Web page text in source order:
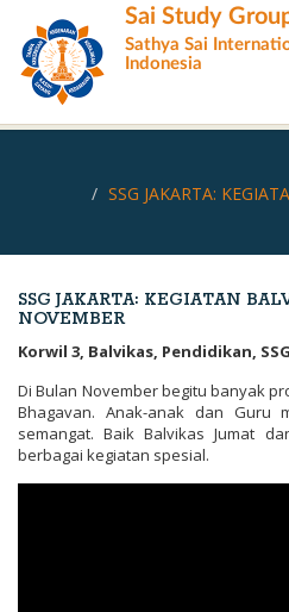
main
content
Sai Study
Sathya Sai
Indonesia
SSG JAKARTA:
SSG JAKARTA: KEGIATAN
NOVEMBER
Korwil 3, Balvikas, Pendidikan,
Di Bulan November begitu banyak
Bhagavan. Anak-anak dan Guru
semangat. Baik Balvikas Jumat
berbagai kegiatan spesial.